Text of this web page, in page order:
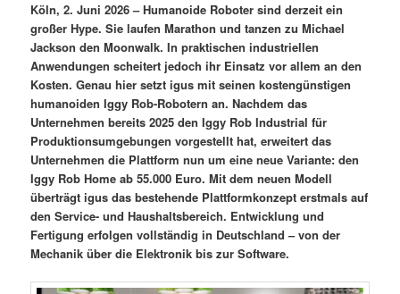
Köln, 2. Juni 2026 – Humanoide Roboter sind derzeit ein
großer Hype. Sie laufen Marathon und tanzen zu Michael
Jackson den Moonwalk. In praktischen industriellen
Anwendungen scheitert jedoch ihr Einsatz vor allem an den
Kosten. Genau hier setzt igus mit seinen kostengünstigen
humanoiden Iggy Rob-Robotern an. Nachdem das
Unternehmen bereits 2025 den Iggy Rob Industrial für
Produktionsumgebungen vorgestellt hat, erweitert das
Unternehmen die Plattform nun um eine neue Variante: den
Iggy Rob Home ab 55.000 Euro. Mit dem neuen Modell
überträgt igus das bestehende Plattformkonzept erstmals auf
den Service- und Haushaltsbereich. Entwicklung und
Fertigung erfolgen vollständig in Deutschland – von der
Mechanik über die Elektronik bis zur Software.